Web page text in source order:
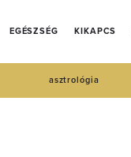
EGÉSZSÉG KIKAPCS
asztrológia